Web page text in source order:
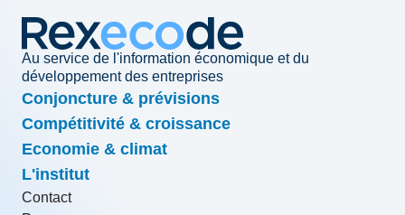
Au service de l'information économique et du
développement des entreprises
Conjoncture & prévisions
Compétitivité & croissance
Economie & climat
L'institut
Contact